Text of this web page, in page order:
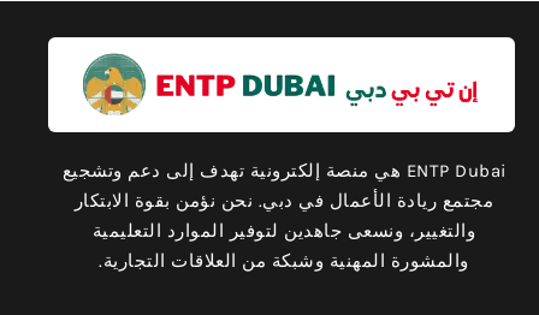
ENTP Dubai هي منصة إلكترونية تهدف إلى دعم وتشجيع
مجتمع ريادة الأعمال في دبي. نحن نؤمن بقوة الابتكار
والتغيير، ونسعى جاهدين لتوفير الموارد التعليمية
والمشورة المهنية وشبكة من العلاقات التجارية.